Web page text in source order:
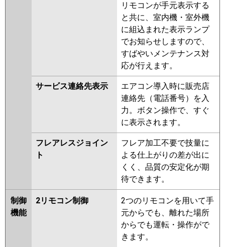
リモコンが手元表示する
と共に、室内機・室外機
に組込まれた表示ランプ
でお知らせしますので、
すばやいメンテナンス対
応が行えます。
サービス連絡先表示
エアコン導入時に販売店
連絡先（電話番号）を入
力。ボタン操作で、すぐ
に表示されます。
フレアレスジョイン
ト
フレア加工不要で技量に
よる仕上がりの差が出に
くく、品質の安定化が期
待できます。
制御
機能
2リモコン制御
2つのリモコンを用いて手
元からでも、離れた場所
からでも運転・操作がで
きます。